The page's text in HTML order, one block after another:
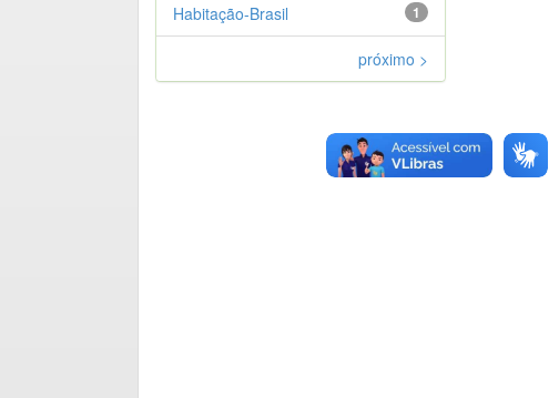
1
Habitação-Brasil
próximo >